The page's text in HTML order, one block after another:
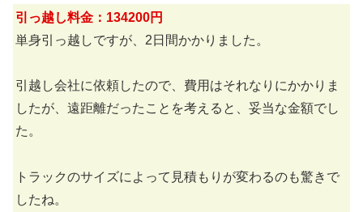
引っ越し料金：134200円
単身引っ越しですが、2日間かかりました。
引越し会社に依頼したので、費用はそれなりにかかりま
したが、遠距離だったことを考えると、妥当な金額でし
た。
トラックのサイズによって見積もりが変わるのも驚きで
したね。